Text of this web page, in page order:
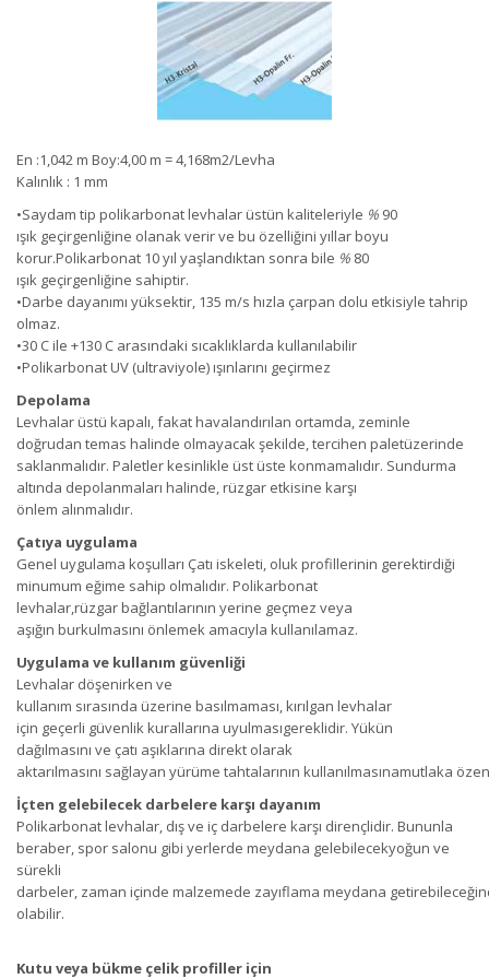
En :1,042 m Boy:4,00 m = 4,168m2/Levha
Kalınlık : 1 mm
•Saydam tip polikarbonatlevhalarüstün kaliteleriyle % 90
ışık geçirgenliğine olanakverir ve bu özelliğini yıllar boyu
korur.Polikarbonat 10 yıl yaşlandıktan sonra bile % 80
ışık geçirgenliğine sahiptir.
•Darbe dayanımı yüksektir, 135 m/s hızla çarpan dolu etkisiyle tahrip
olmaz.
•30 Cile +130 C arasındaki sıcaklıklarda kullanılabilir
•PolikarbonatUV (ultraviyole) ışınlarını geçirmez
Depolama
Levhalarüstü kapalı,fakat havalandırılan ortamda, zeminle
doğrudan temas halinde olmayacakşekilde,tercihen paletüzerinde
saklanmalıdır. Paletlerkesinlikle üstüste konmamalıdır. Sundurma
altında depolanmaları halinde,rüzgar etkisine karşı
önlem alınmalıdır.
Çatıya uygulama
Genel uygulama koşulları Çatı iskeleti, oluk profillerinin gerektirdiği
minumum eğime sahip olmalıdır. Polikarbonat
levhalar,rüzgarbağlantılarının yerine geçmez veya
aşığın burkulmasını önlemek amacıyla kullanılamaz.
Uygulama ve kullanım güvenliği
Levhalar döşenirken ve
kullanım sırasında üzerine basılmaması,kırılgan levhalar
için geçerli güvenlikkurallarına uyulmasıgereklidir. Yükün
dağılmasını ve çatı aşıklarına direkt olarak
aktarılmasını sağlayan yürüme tahtalarının kullanılmasınamutlaka özen
İçten gelebilecek darbelere karşı dayanım
Polikarbonat levhalar, dış ve iç darbelere karşı dirençlidir. Bununla
beraber, spor salonu gibi yerlerde meydana gelebilecekyoğun ve
sürekli
darbeler, zaman içinde malzemede zayıflama meydana
olabilir.
Kutu veya bükme çelik profiller için